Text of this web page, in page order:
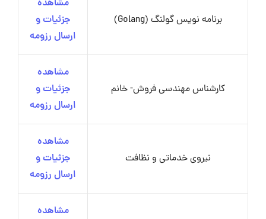
برنامه نویس گولنگ (Golang)
مشاهده
جزئیات و
ارسال رزومه
کارشناس مهندسی فروش- خانم
مشاهده
جزئیات و
ارسال رزومه
نیروی خدماتی و نظافت
مشاهده
جزئیات و
ارسال رزومه
مشاهده